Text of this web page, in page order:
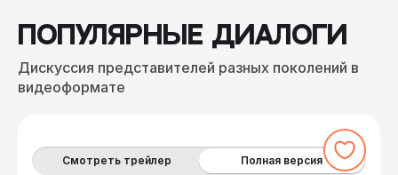
ПОПУЛЯРНЫЕ ДИАЛОГИ
Дискуссия представителей разных поколений в
видеоформате
Смотреть трейлер Полная версия